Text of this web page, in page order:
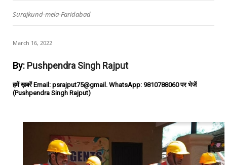
Surajkund-mela-Faridabad
March 16, 2022
By: Pushpendra Singh Rajput
हमें ख़बरें Email: psrajput75@gmail. WhatsApp: 9810788060 पर भेजें
(Pushpendra Singh Rajput)